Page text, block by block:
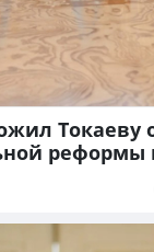
Токаеву
реформы